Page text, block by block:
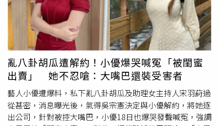
對未來仍肯定的一首歌。MV在公司YouTube「憲憲家族」
可看，期待大家給他一點點關注。陳守恩 IG：
https://www.instagram.com/master_chris_chen/
過繼給你啦！」讓現場笑聲不斷。此行當然也少不了體驗當
地美食，製作單位祭出觀眾最愛的「上課麥亂來」關卡，隊
員們挑戰大啖上海經典豬蹄膀與肉粽，巨無霸份量讓眾人吃
到哀鴻遍野、連喊投降。而在一場激烈的闖關環節中，綠茶
與小鐘因戰術意見不合爆發衝突，綠茶提議戰術，小鐘聽完
直接回嗆：「你覺得我要聽你的嗎？」火藥味十足，氣氛瞬
間凝結。
亂八卦胡瓜遭解約！小優爆哭喊冤「被閨蜜
出賣」 她不忍嗆：大嘴巴還裝受害者
藝人小優遭爆料，私下亂八卦胡瓜及助理女主持人宋羽葤過
從甚密，消息曝光後，氣得吳宗憲決定與小優解約，將她逐
出公司，針對被控大嘴巴，小優18日也爆哭發聲喊冤，強調